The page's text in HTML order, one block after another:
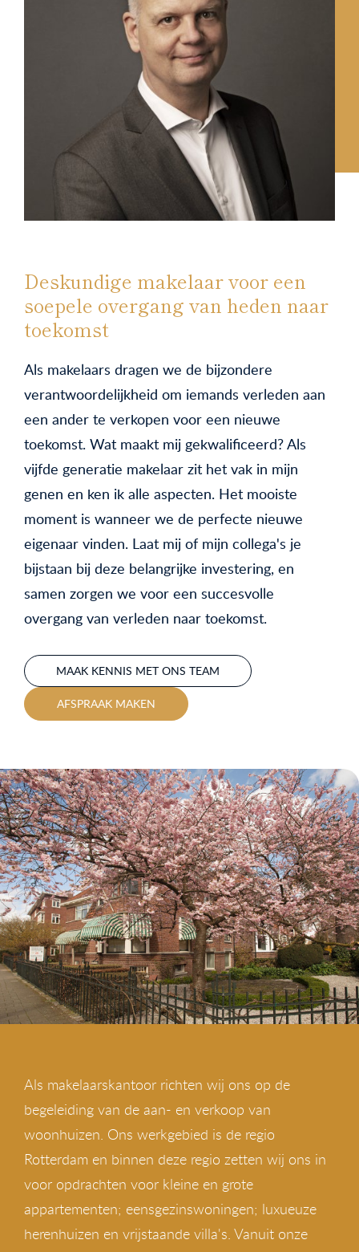
Deskundige makelaar voor een
soepele overgang van heden naar
toekomst
Als makelaars dragen we de bijzondere
verantwoordelijkheid om iemands verleden aan
een ander te verkopen voor een nieuwe
toekomst. Wat maakt mij gekwalificeerd? Als
vijfde generatie makelaar zit het vak in mijn
genen en ken ik alle aspecten. Het mooiste
moment is wanneer we de perfecte nieuwe
eigenaar vinden. Laat mij of mijn collega's je
bijstaan bij deze belangrijke investering, en
samen zorgen we voor een succesvolle
overgang van verleden naar toekomst.
MAAK KENNIS MET ONS TEAM
AFSPRAAK MAKEN
Als makelaarskantoor richten wij ons op de
begeleiding van de aan- en verkoop van
woonhuizen. Ons werkgebied is de regio
Rotterdam en binnen deze regio zetten wij ons in
voor opdrachten voor kleine en grote
appartementen; eensgezinswoningen; luxueuze
herenhuizen en vrijstaande villa's. Vanuit onze